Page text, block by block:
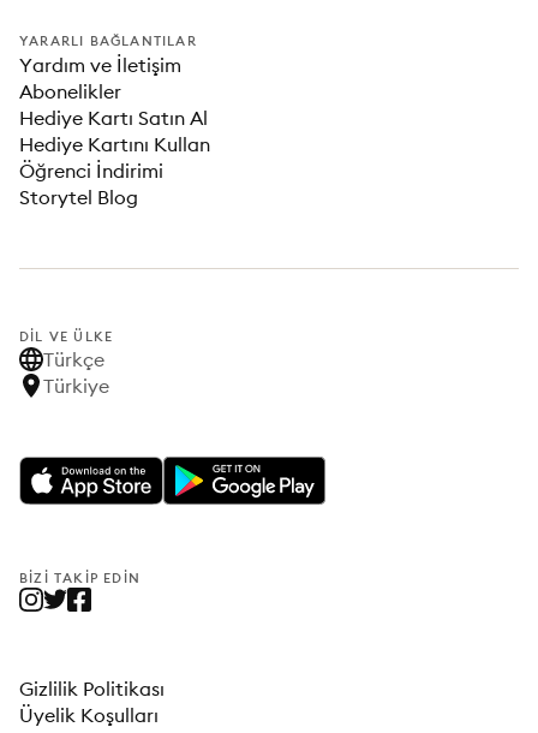
YARARLI BAĞLANTILAR
Yardım ve İletişim
Abonelikler
Hediye Kartı Satın Al
Hediye Kartını Kullan
Öğrenci İndirimi
Storytel Blog
DIL VE ÜLKE
Türkçe
Türkiye
BIZI TAKIP EDIN
Gizlilik Politikası
Üyelik Koşulları